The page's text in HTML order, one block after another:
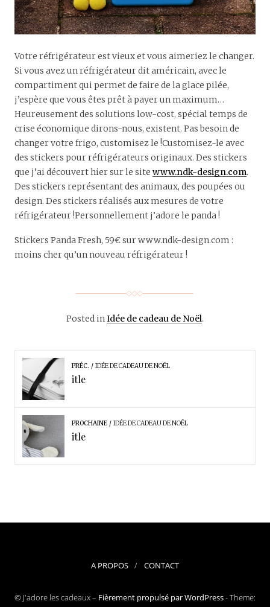
Votre réfrigérateur est vieux et vous aimeriez le changer.
Si vous avez un réfrigérateur dit américain, avec le
compartiment qui permet de faire de la glace pilée,
j’espère que vous êtes prêt à payer un maximum…
Heureusement des solutions low-cost, spécial temps de
crise économique dirons-nous, existent. Pas besoin de
changer votre frigo, customisez le !Customisez-le avec
des stickers pour réfrigérateurs originaux. Des stickers
que j’ai découvert hier sur le site www.ndk-design.com.
Des stickers représentant des animaux, des poupées ou
design. Des stickers réalisés aux mesures de votre
réfrigérateur !Personnellement j’adore le panda !
Stickers Panda Fresh, 59€ sur www.ndk-design.com :
moins cher qu’un nouveau réfrigérateur !
Posted in Idée de cadeau de Noël.
PRÉC. IDÉE DE CADEAU DE NOËL
itle
PROCHAINE IDÉE DE CADEAU DE NOËL
itle
A PROPOS CONTACT
© J'adore les cadeaux – Fièrement propulsé par WordPress-Theme: